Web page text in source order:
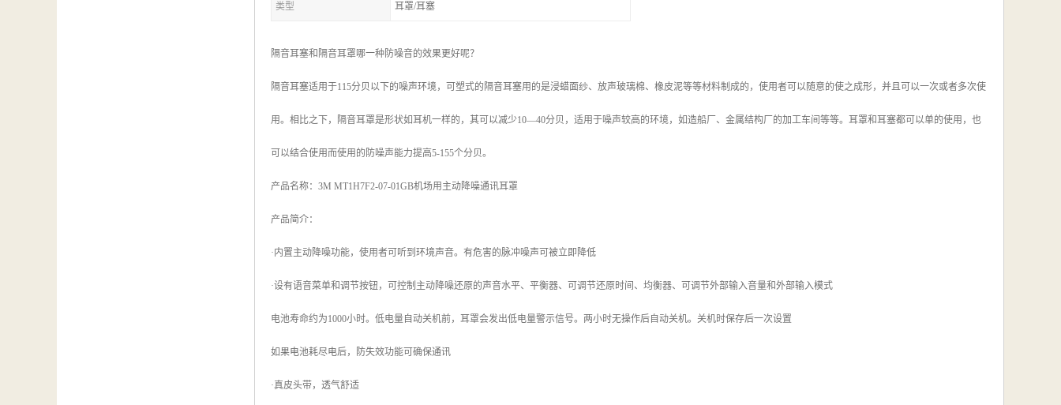
类型 耳罩/耳塞
隔音耳塞和隔音耳罩哪一种防噪音的效果更好呢？
隔音耳塞适用于115分贝以下的噪声环境，可塑式的隔音耳塞用的是浸蜡面纱、放声玻璃棉、橡皮泥等等材料制成的，使用者可以随意的使之成形，并且可以一次或者多次使
用。相比之下，隔音耳罩是形状如耳机一样的，其可以减少10—40分贝，适用于噪声较高的环境，如造船厂、金属结构厂的加工车间等等。耳罩和耳塞都可以单的使用，也
可以结合使用而使用的防噪声能力提高5-155个分贝。
产品名称：3M MT1H7F2-07-01GB机场用主动降噪通讯耳罩
产品简介：
·内置主动降噪功能，使用者可听到环境声音。有危害的脉冲噪声可被立即降低
·设有语音菜单和调节按钮，可控制主动降噪还原的声音水平、平衡器、可调节还原时间、均衡器、可调节外部输入音量和外部输入模式
电池寿命约为1000小时。低电量自动关机前，耳罩会发出低电量警示信号。两小时无操作后自动关机。关机时保存后一次设置
如果电池耗尽电后，防失效功能可确保通讯
·真皮头带，透气舒适